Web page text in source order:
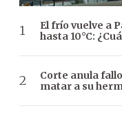
El frío vuelve a
hasta 10°C:
Corte anula
matar a su